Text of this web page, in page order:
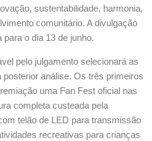
sustentabilidade, harmonia,
comunitário. A divulgação
o dia 13 de junho.
pelo julgamento selecionará as
análise. Os três primeiros
uma Fan Fest oficial nas
completa custeada pela
telão de LED para transmissão
recreativas para crianças